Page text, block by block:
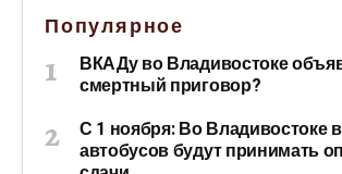
Популярное
ВКАДу во Владивостоке
смертный приговор?
С 1 ноября: Во Владивостоке
автобусов будут принимать